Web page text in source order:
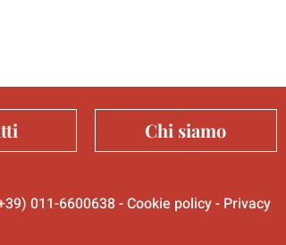
Chi siamo
011-6600638 -Cookie policy- Privacy